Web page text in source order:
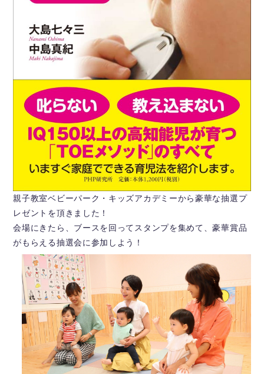
親子教室ベビーパーク・キッズアカデミーから豪華な抽選プ
レゼントを頂きました！
会場にきたら、ブースを回ってスタンプを集めて、豪華賞品
がもらえる抽選会に参加しよう！